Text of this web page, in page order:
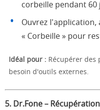
corbeille pendant 60
Ouvrez l'application,
« Corbeille » pour
Idéal pour : Récupérer des
besoin d'outils externes.
5. Dr.Fone –